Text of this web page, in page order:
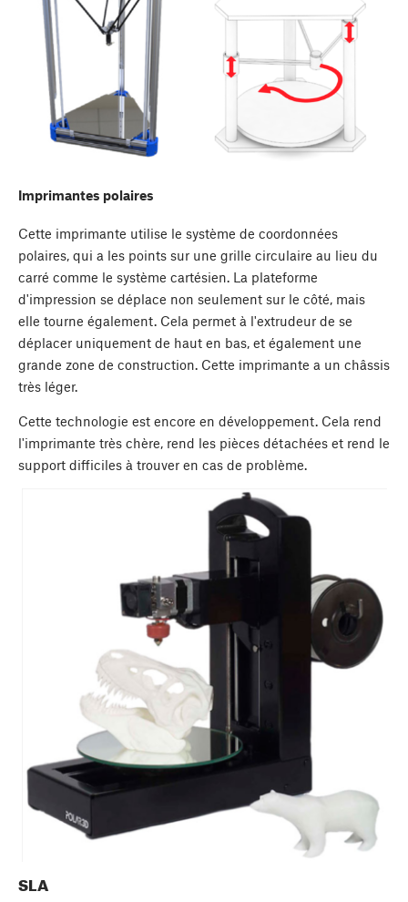
Imprimantes polaires
Cette imprimante utilise le système de coordonnées
polaires, qui a les points sur une grille circulaire au lieu du
carré comme le système cartésien. La plateforme
d'impression se déplace non seulement sur le côté, mais
elle tourne également. Cela permet à l'extrudeur de se
déplacer uniquement de haut en bas, et également une
grande zone de construction. Cette imprimante a un châssis
très léger.
Cette technologie est encore en développement. Cela rend
l'imprimante très chère, rend les pièces détachées et rend le
support difficiles à trouver en cas de problème.
SLA